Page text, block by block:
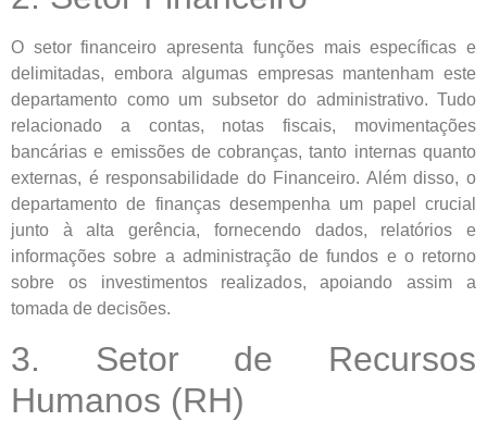
O setor financeiro apresenta funções mais específicas e
delimitadas, embora algumas empresas mantenham este
departamento como um subsetor do administrativo. Tudo
relacionado a contas, notas fiscais, movimentações
bancárias e emissões de cobranças, tanto internas quanto
externas, é responsabilidade do Financeiro. Além disso, o
departamento de finanças desempenha um papel crucial
junto à alta gerência, fornecendo dados, relatórios e
informações sobre a administração de fundos e o retorno
sobre os investimentos realizados, apoiando assim a
tomada de decisões.
3. Setor de Recursos
Humanos (RH)